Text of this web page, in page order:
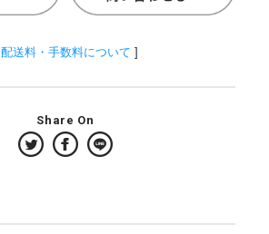
配送料・手数料について ]
Share On